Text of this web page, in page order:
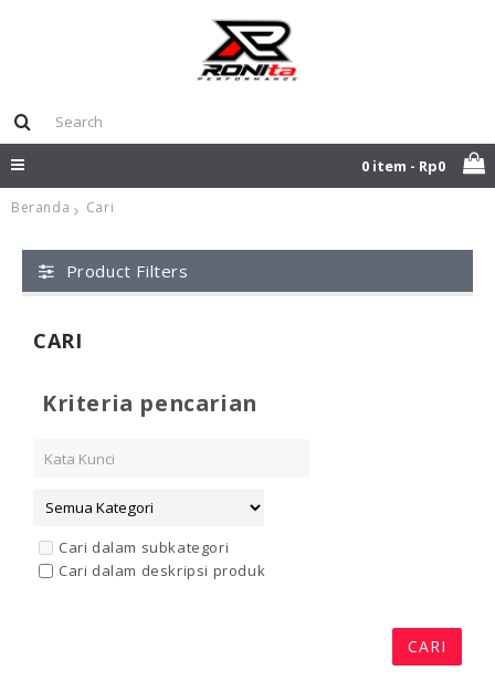
0 item - Rp0
Beranda Cari
Product Filters
CARI
Kriteria pencarian
Cari dalam subkategori
Cari dalam deskripsi produk